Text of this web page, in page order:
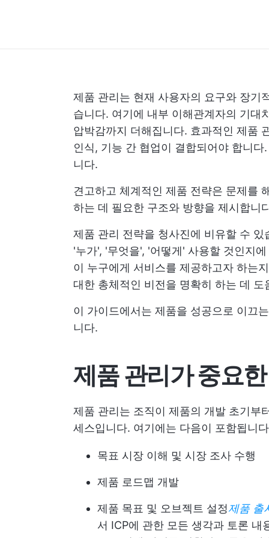
제품 관리는 현재 사용자의 요구와 장기
습니다. 여기에 내부 이해관계자의 기대
압박감까지 더해집니다. 효과적인 제품
인식, 기능 간 협업이 결합되어야 합니
니다.
견고하고 체계적인 제품 전략은 문제를
하는 데 필요한 구조와 방향을 제시합니
제품 관리 전략을 청사진에 비유할 수
'누가', '무엇을', '어떻게' 사용할 것인지
이 누구에게 서비스를 제공하고자 하는
대한 총체적인 비전을 명확히 하는 데 도
이 가이드에서는 제품을 성공으로 이끄
니다.
제품 관리가 중요
제품 관리는 조직이 제품의 개발 초기부
세스입니다. 여기에는 다음이 포함됩니
목표 시장 이해 및 시장 조사 수행
제품 로드맵 개발
제품 목표 및 오브젝트 설정제품 출
서 ICP에 관한 모든 생각과 토론